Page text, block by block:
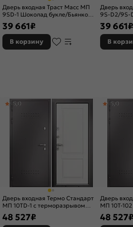
Дверь входная Траст Масс МП
9SD-1 Шоколад букле/Бьянко
ларче, 2 замка, с ночной
задвижкой
39 661₽
В корзину
Дверь
9S-D2/9S-
замка, с
39 661₽
В
Дверь входная Термо Стандарт
МП 10TD-1 с терморазрывом
Шоколад букле/Белый софт, 2
замка, с ночной задвижкой
5,0
48 527₽
Дверь
МП 10T-
Шоколад
матовый, 2
5,0
48 527₽